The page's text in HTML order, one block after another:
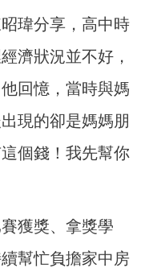
瑋分享，高中時
濟狀況並不好，
回憶，當時與媽
現的卻是媽媽朋
個錢！我先幫你
獲獎、拿獎學
幫忙負擔家中房